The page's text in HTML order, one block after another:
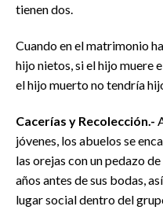
tienen dos.
Cuando en el matrimonio
hijo nietos, si el hijo muere
el hijo muerto no tendría
Cacerías y Recolección.-
jóvenes, los abuelos se
las orejas con un pedazo
años antes de sus bodas,
lugar social dentro del